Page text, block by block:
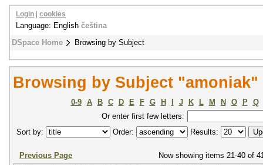
DSpace Home Browsing by Subject
Login cookies
Language: English čeština
Browsing by Subject "amoniak"
0-9 A B C D E F G H J K L M N O P
Q
Or enter first few letters:
Sort by:
Order: Results:
Previous Page
Now showing items 21-40 of